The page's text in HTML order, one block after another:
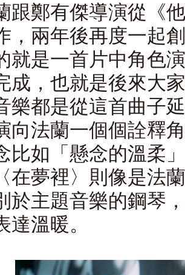
跟鄭有傑導演從《
，兩年後再度一起
就是一首片中角色
成，也就是後來大
樂都是從這首曲子
向法蘭一個個詮釋
比如「懸念的溫柔
在夢裡〉則像是法
於主題音樂的鋼琴
達溫暖。